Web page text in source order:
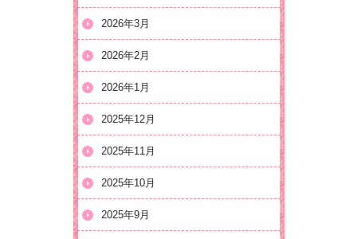
2026年3月
2026年2月
2026年1月
2025年12月
2025年11月
2025年10月
2025年9月